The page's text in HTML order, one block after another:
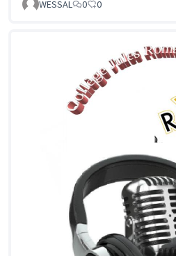
WESSAL
0 0